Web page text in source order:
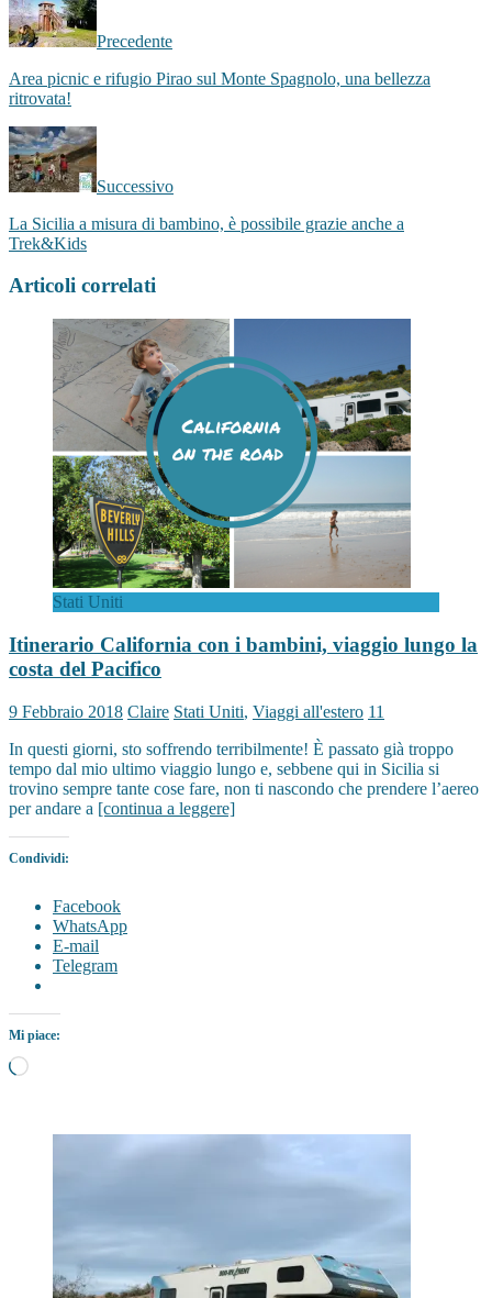
Precedente
Area picnic e rifugio Pirao sul Monte Spagnolo, una bellezza
ritrovata!
Successivo
La Sicilia a misura di bambino, è possibile grazie anche a
Trek&Kids
Articoli correlati
Stati Uniti
Itinerario California con i bambini, viaggio lungo la
costa del Pacifico
9 Febbraio 2018 Claire Stati Uniti, Viaggi all'estero 11
In questi giorni, sto soffrendo terribilmente! È passato già troppo
tempo dal mio ultimo viaggio lungo e, sebbene qui in Sicilia si
trovino sempre tante cose fare, non ti nascondo che prendere l’aereo
per andare a [continua a leggere]
Condividi:
Facebook
WhatsApp
E-mail
Telegram
Mi piace:
Caricamento